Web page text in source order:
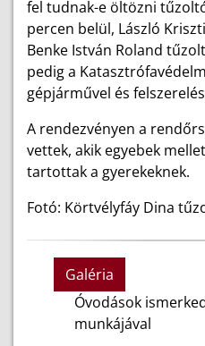
fel tudnak-e öltözni
percen belül, László
Benke István Roland
pedig a
gépjárművel és
A rendezvényen a
vettek, akik egyebek
tartottak a gyerekeknek.
Fotó: Körtvélyfáy Dina
Galéria
Óvodások
munkájával